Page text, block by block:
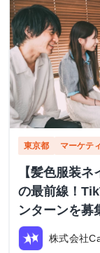
東京都 マーケテ
【髪色服装
の最前線！
ンターンを募
株式会社